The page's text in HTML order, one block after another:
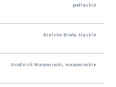
podlaskie
Bielsko-Biała, śląskie
Grodzisk Mazowiecki, mazowieckie